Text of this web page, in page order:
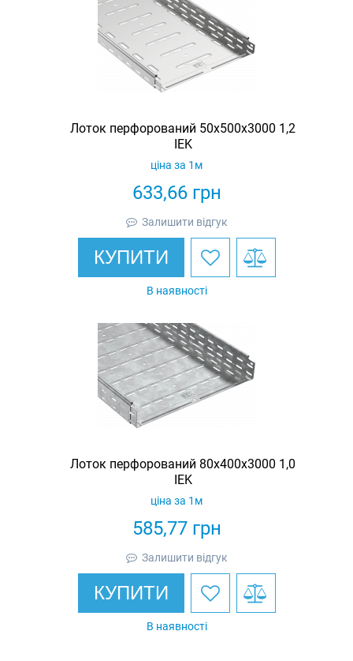
Лоток перфорований 50х500х3000 1,2
IEK
633,66грн
ціна за 1м
Залишити відгук
КУПИТИ
В наявності
Лоток перфорований 80х400х3000 1,0
IEK
585,77грн
ціна за 1м
Залишити відгук
КУПИТИ
В наявності